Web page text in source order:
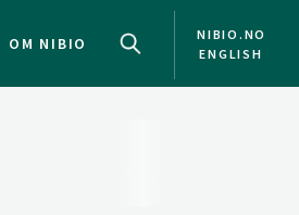
OM NIBIO
NIBIO.NO
ENGLISH